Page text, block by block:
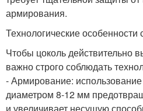
армирования.
Технологические особенности
Чтобы цоколь действительно
важно строго соблюдать
- Армирование: использование
диаметром 8-12 мм